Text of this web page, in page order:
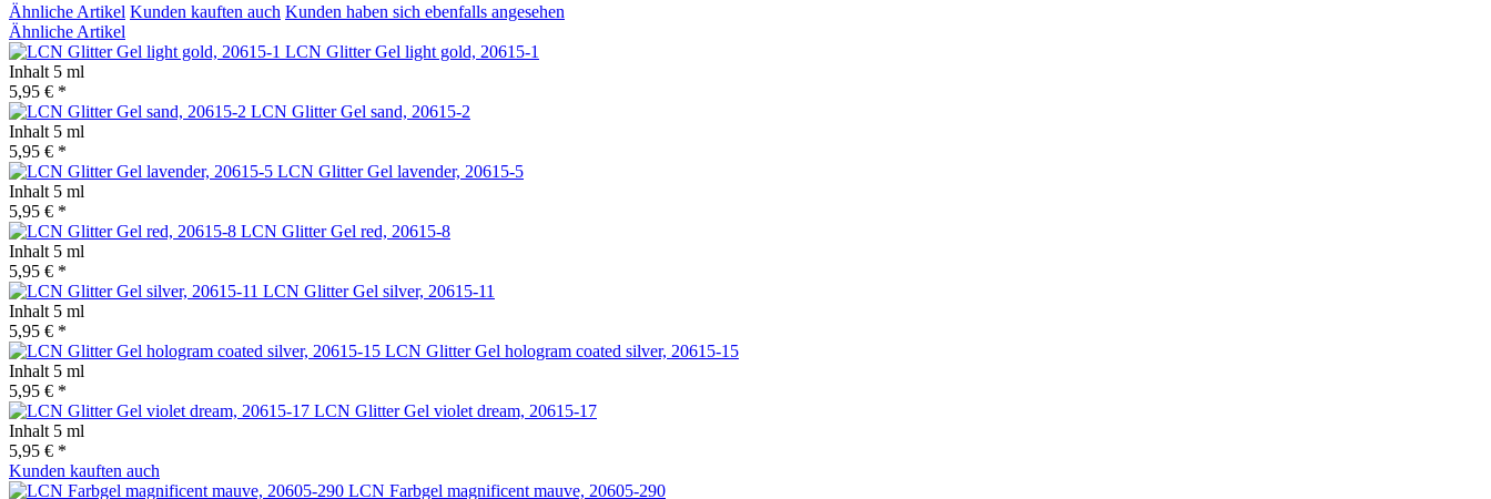
Ähnliche Artikel Kunden kauften auch Kunden haben sich ebenfalls angesehen
Ähnliche Artikel
LCN Glitter Gel light gold, 20615-1
Inhalt 5 ml
5,95 € *
LCN Glitter Gel sand, 20615-2
Inhalt 5 ml
5,95 € *
LCN Glitter Gel lavender, 20615-5
Inhalt 5 ml
5,95 € *
LCN Glitter Gel red, 20615-8
Inhalt 5 ml
5,95 € *
LCN Glitter Gel silver, 20615-11
Inhalt 5 ml
5,95 € *
LCN Glitter Gel hologram coated silver, 20615-15
Inhalt 5 ml
5,95 € *
LCN Glitter Gel violet dream, 20615-17
Inhalt 5 ml
5,95 € *
Kunden kauften auch
LCN Farbgel magnificent mauve, 20605-290